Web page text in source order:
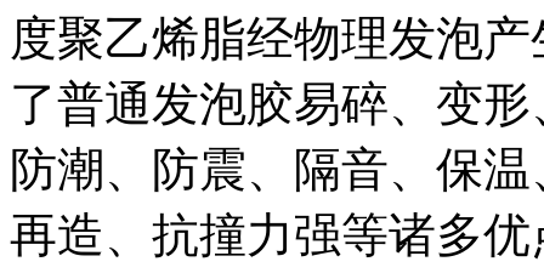
度聚乙烯脂经物理发泡
了普通发泡胶易碎、变
防潮、防震、隔音、保
再造、抗撞力强等诸多